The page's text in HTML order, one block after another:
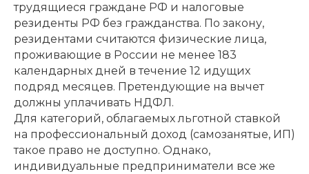
трудящиеся граждане РФ и налоговые
резиденты РФ без гражданства. По закону,
резидентами считаются физические лица,
проживающие в России не менее 183
календарных дней в течение 12 идущих
подряд месяцев. Претендующие на вычет
должны уплачивать НДФЛ.
Для категорий, облагаемых льготной ставкой
на профессиональный доход (самозанятые, ИП)
такое право не доступно. Однако,
индивидуальные предприниматели все же